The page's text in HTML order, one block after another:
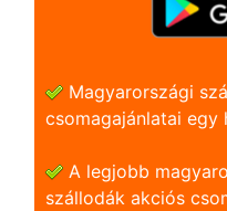
Magyarországi
csomagajánlatai egy
A legjobb
szállodák akciós